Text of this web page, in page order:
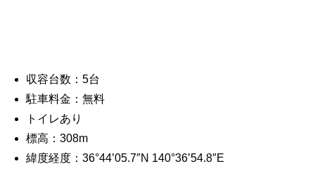
収容台数：5台
駐車料金：無料
トイレあり
標高：308m
緯度経度：36°44’05.7″N 140°36’54.8″E